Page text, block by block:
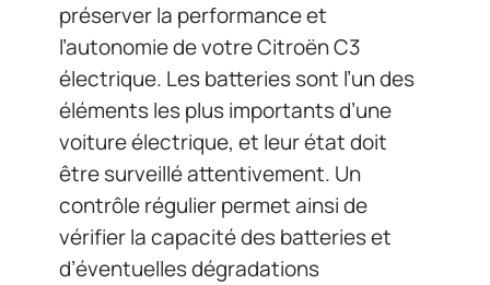
préserver la performance et
l’autonomie de votre Citroën C3
électrique. Les batteries sont l’un des
éléments les plus importants d’une
voiture électrique, et leur état doit
être surveillé attentivement. Un
contrôle régulier permet ainsi de
vérifier la capacité des batteries et
d’éventuelles dégradations